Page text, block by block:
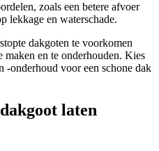
zoals een betere afvoer
lekkage en waterschade.
dakgoten te voorkomen
maken en te onderhouden. Kies
-onderhoud voor een schone dak
laten